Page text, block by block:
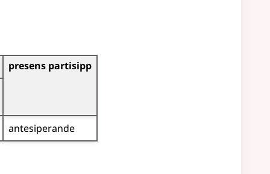
presens partisipp
antesiperande